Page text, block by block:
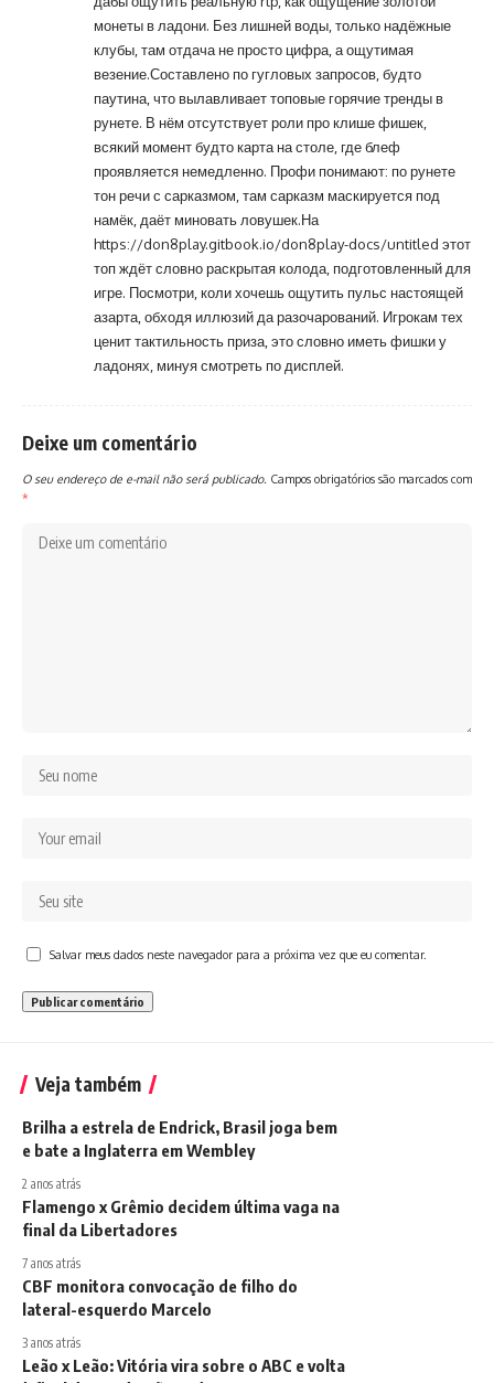
монеты в ладони. Без лишней воды, только надёжные
клубы, там отдача не просто цифра, а ощутимая
везение.Составлено по гугловых запросов, будто
паутина, что вылавливает топовые горячие тренды в
рунете. В нём отсутствует роли про клише фишек,
всякий момент будто карта на столе, где блеф
проявляется немедленно. Профи понимают: по рунете
тон речи с сарказмом, там сарказм маскируется под
намёк, даёт миновать ловушек.На
https://don8play.gitbook.io/don8play-docs/untitled этот
топ ждёт словно раскрытая колода, подготовленный для
игре. Посмотри, коли хочешь ощутить пульс настоящей
азарта, обходя иллюзий да разочарований. Игрокам тех
ценит тактильность приза, это словно иметь фишки у
ладонях, минуя смотреть по дисплей.
Deixe um comentário
O seu endereço de e-mail não será publicado. Campos obrigatórios são marcados com
*
Salvar meus dados neste navegador para a próxima vez que eu comentar.
Veja também
Brilha a estrela de Endrick, Brasil joga bem
e bate a Inglaterra em Wembley
2 anos atrás
Flamengo x Grêmio decidem última vaga na
final da Libertadores
7 anos atrás
CBF monitora convocação de filho do
lateral-esquerdo Marcelo
3 anos atrás
Leão x Leão: Vitória vira sobre o ABC e volta